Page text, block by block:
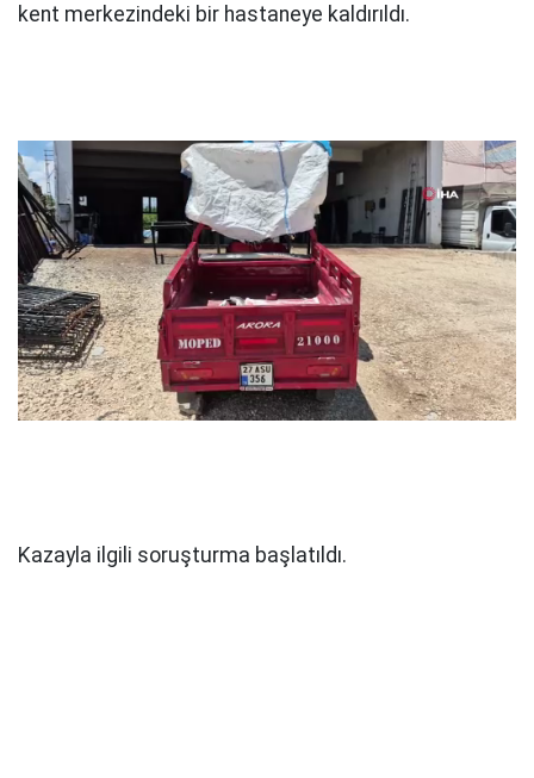
kent merkezindeki bir hastaneye kaldırıldı.
Kazayla ilgili soruşturma başlatıldı.